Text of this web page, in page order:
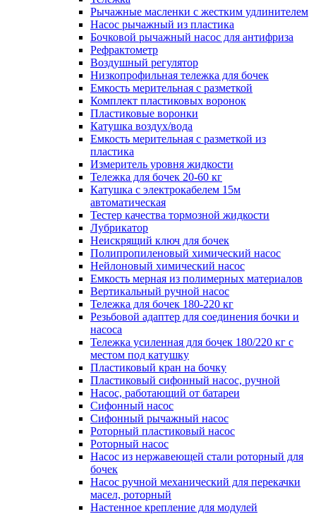
Рычажные масленки с жестким удлинителем
Насос рычажный из пластика
Бочковой рычажный насос для антифриза
Рефрактометр
Воздушный регулятор
Низкопрофильная тележка для бочек
Емкость мерительная с разметкой
Комплект пластиковых воронок
Пластиковые воронки
Катушка воздух/вода
Емкость мерительная с разметкой из
пластика
Измеритель уровня жидкости
Тележка для бочек 20-60 кг
Катушка с электрокабелем 15м
автоматическая
Тестер качества тормозной жидкости
Лубрикатор
Неискрящий ключ для бочек
Полипропиленовый химический насос
Нейлоновый химический насос
Емкость мерная из полимерных материалов
Вертикальный ручной насос
Тележка для бочек 180-220 кг
Резьбовой адаптер для соединения бочки и
насоса
Тележка усиленная для бочек 180/220 кг с
местом под катушку
Пластиковый кран на бочку
Пластиковый сифонный насос, ручной
Насос, работающий от батареи
Сифонный насос
Сифонный рычажный насос
Роторный пластиковый насос
Роторный насос
Насос из нержавеющей стали роторный для
бочек
Насос ручной механический для перекачки
масел, роторный
Настенное крепление для модулей